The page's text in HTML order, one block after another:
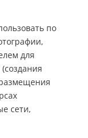
по
для
сети,